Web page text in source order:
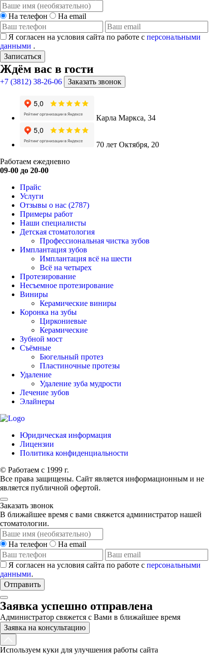
На телефон На email
Я согласен на условия сайта по работе с персональными
данными .
Записаться
Ждём вас в гости
+7 (3812) 38-26-06 Заказать звонок
Карла Маркса, 34
70 лет Октября, 20
Работаем ежедневно
09-00 до 20-00
Прайс
Услуги
Отзывы о нас (2787)
Примеры работ
Наши специалисты
Детская стоматология
Профессиональная чистка зубов
Имплантация зубов
Имплантация всё на шести
Всё на четырех
Протезирование
Несъемное протезирование
Виниры
Керамические виниры
Коронка на зубы
Циркониевые
Керамические
Зубной мост
Съёмные
Бюгельный протез
Пластиночные протезы
Удаление
Удаление зуба мудрости
Лечение зубов
Элайнеры
Юридическая информация
Лицензии
Политика конфиденциальности
© Работаем с 1999 г.
Все права защищены. Сайт является информационным и не
является публичной офертой.
Заказать звонок
В ближайшее время с вами свяжется администратор нашей
стоматологии.
На телефон На email
Я согласен на условия сайта по работе с персональными
данными.
Отправить
Заявка успешно отправлена
Администратор свяжется с Вами в ближайшее время
Заявка на консультацию
Используем куки для улучшения работы сайта